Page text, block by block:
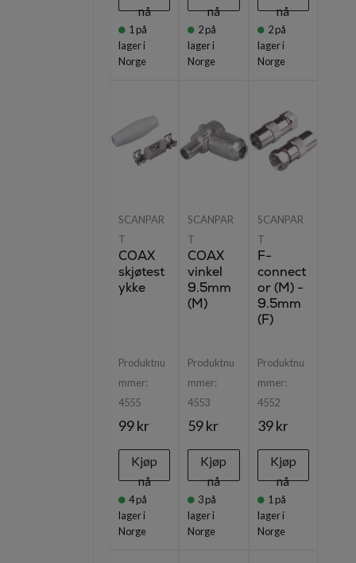
nå
1 på
lager i
Norge
nå
2på
lager i
Norge
nå
2 på
lager i
Norge
SCANPAR
T
COAX
skjøtest
ykke
Produktnu
mmer:
4555
99 kr
Kjøp
nå
4på
lager i
Norge
SCANPAR
T
COAX
vinkel
9.5mm
(M)
Produktnu
mmer:
4553
59 kr
Kjøp
nå
3på
lager i
Norge
SCANPAR
T
F-
connect
or (M) -
9.5mm
(F)
Produktnu
mmer:
4552
39 kr
Kjøp
nå
1 på
lager i
Norge